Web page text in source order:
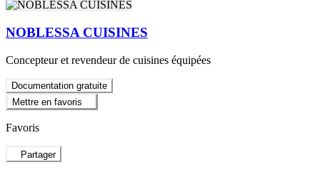
NOBLESSA CUISINES
Concepteur et revendeur de cuisines équipées
Documentation gratuite
Mettre en favoris
Favoris
Partager